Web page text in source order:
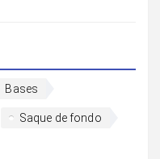
Bases
Saque de fondo